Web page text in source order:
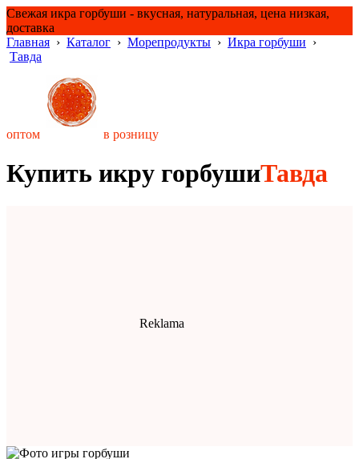
Свежая икра горбуши - вкусная, натуральная, цена низкая,
доставка
Главная › Каталог › Морепродукты › Икра горбуши ›
Тавда
оптом в розницу
Купить икру горбушиТавда